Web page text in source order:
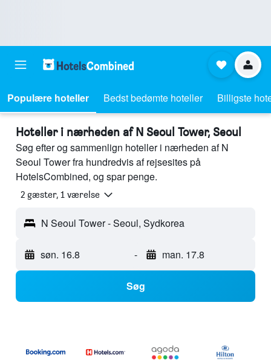
Populære hoteller Bedst bedømte hoteller Billigste
Hoteller i nærheden af N Seoul Tower, Seoul
Søg efter og sammenlign hoteller i nærheden af N
Seoul Tower fra hundredvis af rejsesites på
HotelsCombined, og spar penge.
2 gæster, 1 værelse
N Seoul Tower - Seoul, Sydkorea
søn. 16.8 - man. 17.8
Søg